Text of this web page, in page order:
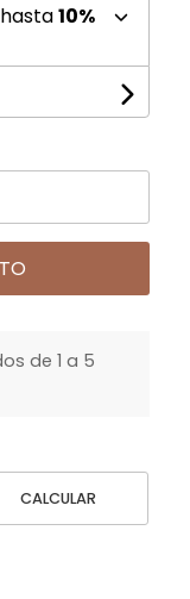
10%
de 1 a 5
CALCULAR